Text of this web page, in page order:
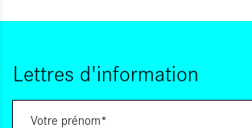
Lettres d'information